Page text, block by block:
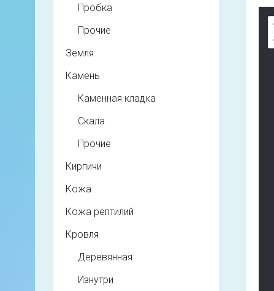
Пробка
Прочие
Земля
Камень
Каменная кладка
Скала
Прочие
Кирпичи
Кожа
Кожа рептилий
Кровля
Деревянная
Изнутри